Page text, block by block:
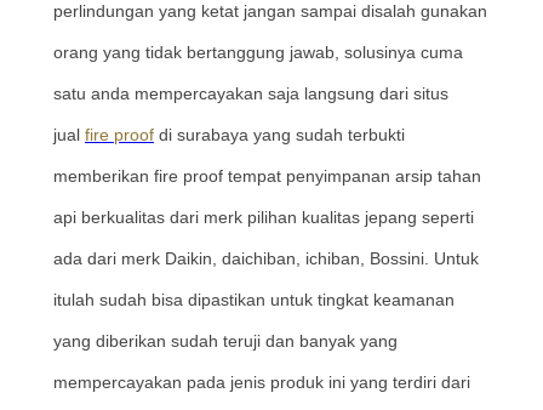
perlindungan yang ketat jangan sampai disalah gunakan
orang yang tidak bertanggung jawab, solusinya cuma
satu anda mempercayakan saja langsung dari situs
jual fire proof di surabaya yang sudah terbukti
memberikan fire proof tempat penyimpanan arsip tahan
api berkualitas dari merk pilihan kualitas jepang seperti
ada dari merk Daikin, daichiban, ichiban, Bossini. Untuk
itulah sudah bisa dipastikan untuk tingkat keamanan
yang diberikan sudah teruji dan banyak yang
mempercayakan pada jenis produk ini yang terdiri dari